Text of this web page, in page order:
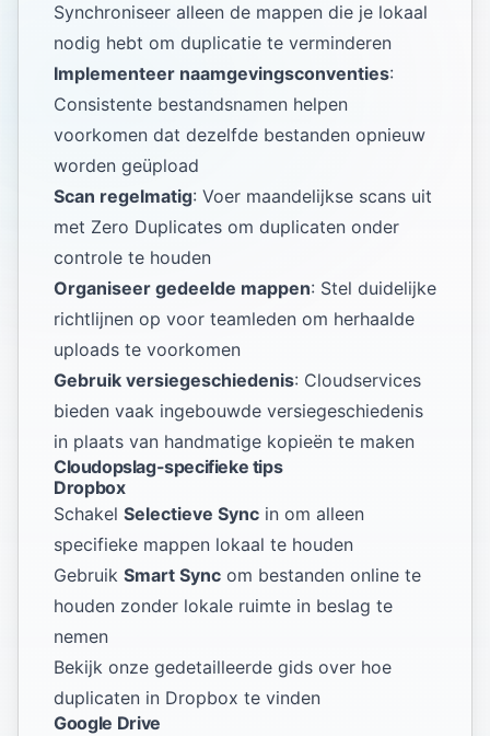
Synchroniseer alleen de mappen die je lokaal
nodig hebt om duplicatie te verminderen
Implementeer naamgevingsconventies:
Consistente bestandsnamen helpen
voorkomen dat dezelfde bestanden opnieuw
worden geüpload
Scan regelmatig: Voer maandelijkse scans uit
met Zero Duplicates om duplicaten onder
controle te houden
Organiseer gedeelde mappen: Stel duidelijke
richtlijnen op voor teamleden om herhaalde
uploads te voorkomen
Gebruik versiegeschiedenis: Cloudservices
bieden vaak ingebouwde versiegeschiedenis
in plaats van handmatige kopieën te maken
Cloudopslag-specifieke tips
Dropbox
Schakel Selectieve Sync in om alleen
specifieke mappen lokaal te houden
Gebruik Smart Sync om bestanden online te
houden zonder lokale ruimte in beslag te
nemen
Bekijk onze gedetailleerde gids over hoe
duplicaten in Dropbox te vinden
Google Drive